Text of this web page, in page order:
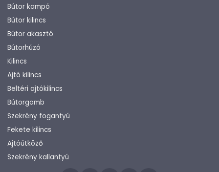
Bútor kampó
Bútor kilincs
Bútor akasztó
Bútorhúzó
Kilincs
Ajtó kilincs
Beltéri ajtókilincs
Bútorgomb
Szekrény fogantyú
Fekete kilincs
Ajtóütköző
Szekrény kallantyú